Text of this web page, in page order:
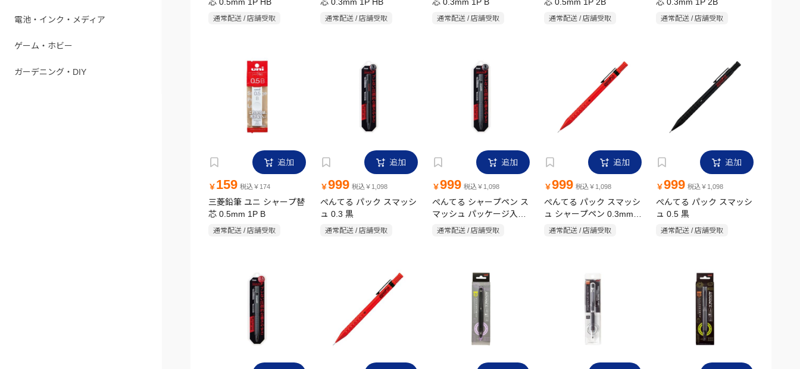
電池・インク・メディア
ゲーム・ホビー
ガーデニング・DIY
通常配送 / 店舗受取 通常配送 / 店舗受取 通常配送 / 店舗受取 通常配送 / 店舗受取 通常配送 / 店舗受取
追加
￥ 159 税込￥174
三菱鉛筆 ユニ シャープ替
芯 0.5mm 1P B
通常配送 / 店舗受取
追加
￥999 税込￥1,098
ぺんてる パック スマッシ
ュ 0.3 黒
通常配送 / 店舗受取
追加
￥999 税込￥1,098
ぺんてる シャープペン ス
マッシュ パッケージ入
0.3mm ダークグレー
XQ1003-N
通常配送 / 店舗受取
追加
￥999 税込￥1,098
ぺんてる パック スマッシ
ュ シャープペン 0.3mm
レッド
通常配送 / 店舗受取
追加
￥999 税込￥1,098
ぺんてる パック スマッシ
ュ 0.5 黒
通常配送 / 店舗受取